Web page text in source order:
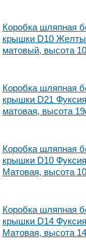
Коробка шляпная
крышки D10
матовый, высота
Коробка шляпная
крышки D21 Фуксия
матовая, высота
Коробка шляпная
крышки D10 Фуксия
Матовая, высота
Коробка шляпная
крышки D14 Фуксия
Матовая, высота